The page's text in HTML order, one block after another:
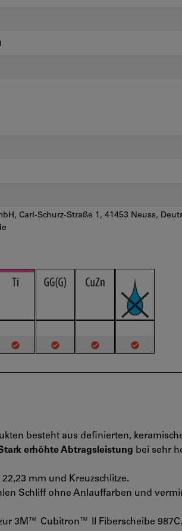
Carl-Schurz-Straße 1, 41453 Neuss,
besteht aus definierten,
erhöhte Abtragsleistung bei sehr
mm und Kreuzschlitze.
Schliff ohne Anlauffarben und
3M™ Cubitron™ II Fiberscheibe 987C.